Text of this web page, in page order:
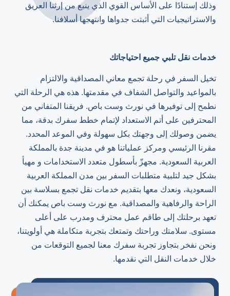
وذلك إستنادًا على الأساس القوي الذي ينبع من إرثنا العريق
والاستراتيجيات التي أثبتت جدواها وانتهجها أسلافنا.
خدمات نقل تلبي جميع احتياجاتك
تخيل السفر في رحلة تجمع معاني المصداقية والالتزام
بالمواعيد والتواصل الشفاف في مقدمتها. هذه هي الرحلة التي
نطمح إلى توفيرها في نورث وست باص. فريقنا المتفاني من
المحترفين على أتم الاستعداد لإتمام خطط سفرك بدقة، مما
يضمن وصولك إلى وجهتك بكل سهولة وفي الموعد المحدد.
مقرنا الرئيسي ومركز عملياتنا هو في مدينة جدة بالمملكة
العربية السعودية. مجهزّ بأسطول متعدد الاستخدامات و مهيأ
بشكل جيد لتلبية متطلبات السفر بين مدن المملكة العربية
السعودية، ونعدك معها بتقديم خدمات نقل تجمع بسلاسة بين
الراحة والرفاهية والمصداقية. مع نورث وست باص يمكنك أن
تعهد برحلتك إلى طاقم عمل محترف ومدرب على أعلى
مستوى. سلامتك وراحتك وتمتعك بتجربة متكاملة هي أولويتنا،
ونحن نفخر بتجاوز تجربة سفرك معنا لجميع التوقعات من
خلال خدمات النقل التي نقدمها.